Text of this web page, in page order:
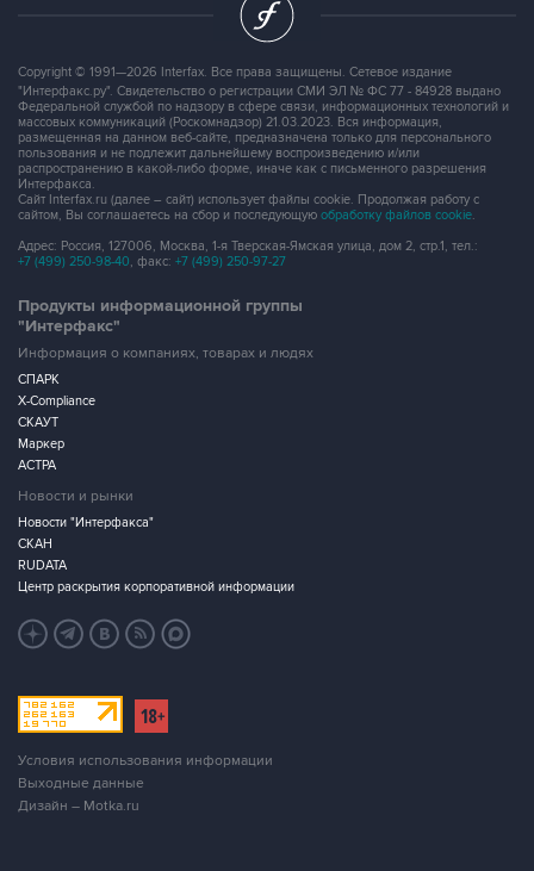
Copyright © 1991—2026 Interfax. Все права защищены. Сетевое издание
"Интерфакс.ру". Свидетельство о регистрации СМИ ЭЛ № ФС 77 - 84928 выдано
Федеральной службой по надзору в сфере связи, информационных технологий и
массовых коммуникаций (Роскомнадзор) 21.03.2023. Вся информация,
размещенная на данном веб-сайте, предназначена только для персонального
пользования и не подлежит дальнейшему воспроизведению и/или
распространению в какой-либо форме, иначе как с письменного разрешения
Интерфакса.
Сайт Interfax.ru (далее – сайт) использует файлы cookie. Продолжая работу с
сайтом, Вы соглашаетесь на сбор и последующую обработку файлов cookie.
Адрес: Россия, 127006, Москва, 1-я Тверская-Ямская улица, дом 2, стр.1, тел.:
+7 (499) 250-98-40, факс: +7 (499) 250-97-27
Продукты информационной группы
"Интерфакс"
Информация о компаниях, товарах и людях
СПАРК
X-Compliance
СКАУТ
Маркер
АСТРА
Новости и рынки
Новости "Интерфакса"
СКАН
RUDATA
Центр раскрытия корпоративной информации
Условия использования информации
Выходные данные
Дизайн – Motka.ru